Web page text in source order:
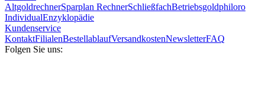
AltgoldrechnerSparplan RechnerSchließfachBetriebsgoldphiloro
IndividualEnzyklopädie
Kundenservice
KontaktFilialenBestellablaufVersandkostenNewsletterFAQ
Folgen Sie uns: